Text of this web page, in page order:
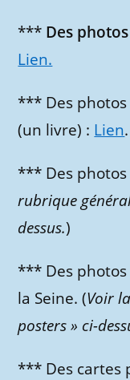
*** Des
Lien.
*** Des
(un livre) : Lien.
*** Des photos
rubrique
dessus.)
*** Des photos
la Seine. (Voir
posters » ci-
*** Des cartes